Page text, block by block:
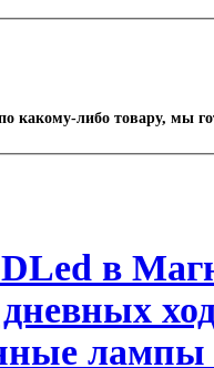
какому-либо товару, мы
в